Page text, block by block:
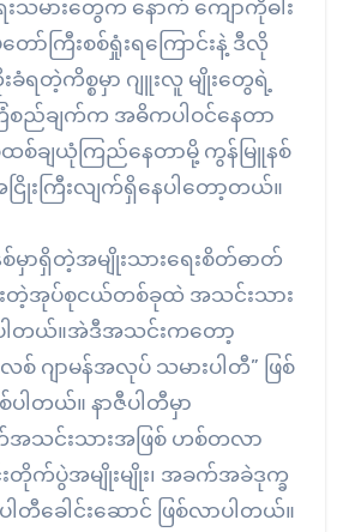
မားတွေက နောက် ကျောကိုဓါး
ော်ကြီးစစ်ရှုံးရကြောင်းနဲ့ ဒီလို
ခံရတဲ့ကိစ္စမှာ ဂျူးလူ မျိုးတွေရဲ့
ြံစည်ချက်က အဓိကပါဝင်နေတာ
ထစ်ချယုံကြည်နေတာမို့ ကွန်မြူနစ်
ြိုးကြီးလျက်ရှိနေပါတော့တယ်။
စ်မှာရှိတဲ့အမျိုးသားရေးစိတ်ဓာတ်
တဲ့အုပ်စုငယ်တစ်ခုထဲ အသင်းသား
ပါတယ်။အဲဒီအသင်းကတော့
ဂျာမန်အလုပ် သမားပါတီ” ဖြစ်
ပါတယ်။ နာဇီပါတီမှာ
အသင်းသားအဖြစ် ဟစ်တလာ
းတိုက်ပွဲအမျိုးမျိုး၊ အခက်အခဲဒုက္ခ
တီခေါင်းဆောင် ဖြစ်လာပါတယ်။